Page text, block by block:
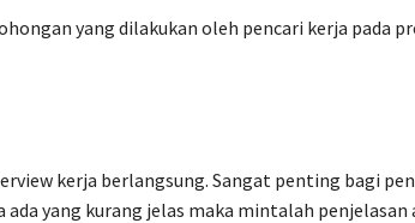
yang dilakukan oleh pencari kerja pada
kerja berlangsung. Sangat penting bagi
yang kurang jelas maka mintalah penjelasan